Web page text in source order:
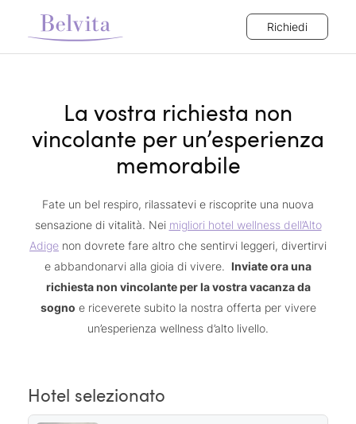
Richiedi
La vostra richiesta non
vincolante per un’esperienza
memorabile
Fate un bel respiro, rilassatevi e riscoprite una nuova
sensazione di vitalità. Nei migliori hotel wellness dell’Alto
Adige non dovrete fare altro che sentirvi leggeri, divertirvi
e abbandonarvi alla gioia di vivere. Inviate ora una
richiesta non vincolante per la vostra vacanza da
sogno e riceverete subito la nostra offerta per vivere
un’esperienza wellness d’alto livello.
Hotel selezionato